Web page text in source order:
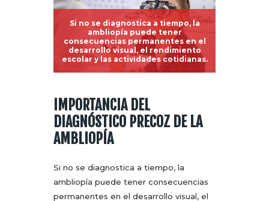
Si no se diagnostica a tiempo, la
ambliopía puede tener
consecuencias permanentes en el
desarrollo visual, el rendimiento
escolar y las actividades cotidianas.
IMPORTANCIA DEL
DIAGNÓSTICO PRECOZ DE LA
AMBLIOPÍA
Si no se diagnostica a tiempo, la
ambliopía puede tener consecuencias
permanentes en el desarrollo visual, el